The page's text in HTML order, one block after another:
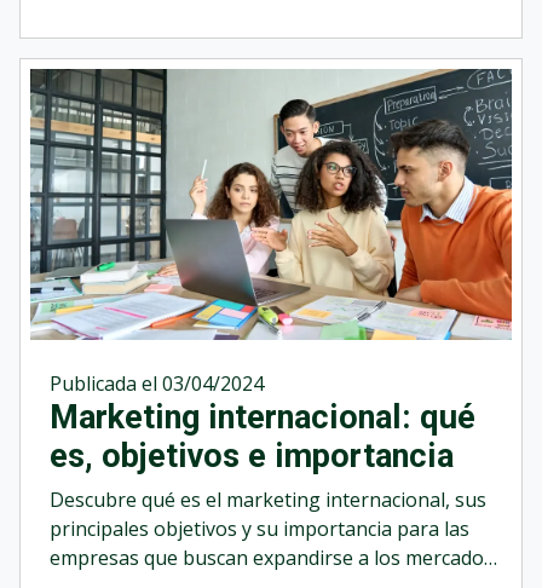
Publicada el 03/04/2024
Marketing internacional: qué
es, objetivos e importancia
Descubre qué es el marketing internacional, sus
principales objetivos y su importancia para las
empresas que buscan expandirse a los mercados